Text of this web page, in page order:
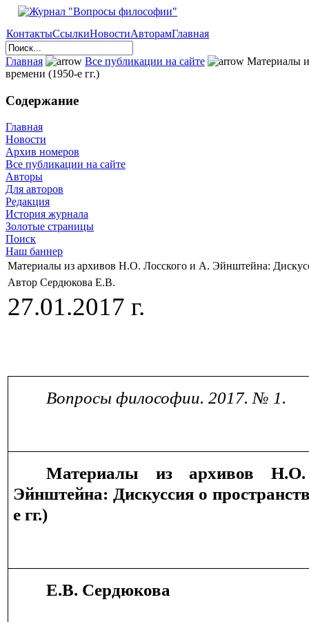
КонтактыСсылкиНовостиАвторамГлавная
Главная Все публикации на сайте
Материалы
времени (1950-е гг.)
Содержание
Главная
Новости
Архив номеров
Все публикации на сайте
Авторы
Для авторов
Редакция
История журнала
Золотые страницы
Поиск
Наш баннер
Материалы из архивов Н.О. Лосского и А. Эйнштейна:
Автор Сердюкова Е.В.
27.01.2017 г.
Вопросы философии. 2017. № 1.
Материалы из архивов
Эйнштейна: Дискуссия о
е гг.)
Е.В. Сердюкова